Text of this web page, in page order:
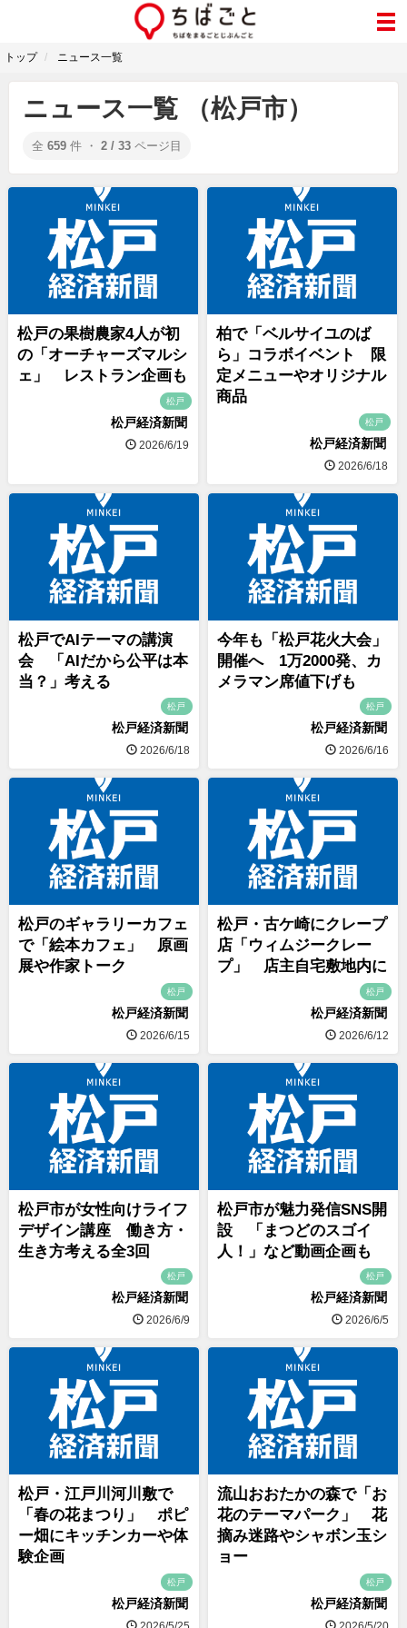
トップ ニュース一覧
ニュース一覧 （松戸市）
全 659 件 ・ 2 / 33 ページ目
松戸の果樹農家4人が初
の「オーチャーズマルシ
ェ」 レストラン企画も
松戸
松戸経済新聞
2026/6/19
柏で「ベルサイユのば
ら」コラボイベント 限
定メニューやオリジナル
商品
松戸
松戸経済新聞
2026/6/18
松戸でAIテーマの講演
会 「AIだから公平は本
当？」考える
松戸
松戸経済新聞
2026/6/18
今年も「松戸花火大会」
開催へ 1万2000発、カ
メラマン席値下げも
松戸
松戸経済新聞
2026/6/16
松戸のギャラリーカフェ
で「絵本カフェ」 原画
展や作家トーク
松戸
松戸経済新聞
2026/6/15
松戸・古ケ崎にクレープ
店「ウィムジークレー
プ」 店主自宅敷地内に
松戸
松戸経済新聞
2026/6/12
松戸市が女性向けライフ
デザイン講座 働き方・
生き方考える全3回
松戸
松戸経済新聞
2026/6/9
松戸市が魅力発信SNS開
設 「まつどのスゴイ
人！」など動画企画も
松戸
松戸経済新聞
2026/6/5
松戸・江戸川河川敷で
「春の花まつり」 ポピ
ー畑にキッチンカーや体
験企画
松戸
松戸経済新聞
流山おおたかの森で「お
花のテーマパーク」 花
摘み迷路やシャボン玉シ
ョー
松戸
松戸経済新聞